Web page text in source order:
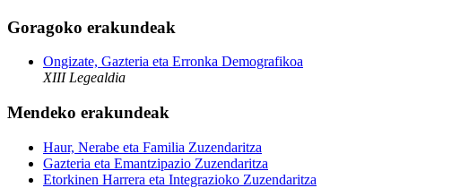
Goragoko erakundeak
Ongizate, Gazteria eta Erronka Demografikoa
XIII Legealdia
Mendeko erakundeak
Haur, Nerabe eta Familia Zuzendaritza
Gazteria eta Emantzipazio Zuzendaritza
Etorkinen Harrera eta Integrazioko Zuzendaritza